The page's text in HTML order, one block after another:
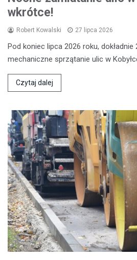
wkrótce!
Robert Kowalski 27 lipca 2026
Pod koniec lipca 2026 roku,
mechaniczne sprzątanie ulic w
Czytaj dalej